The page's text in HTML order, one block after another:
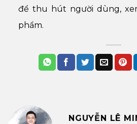
để thu hút người dùng,
phẩm.
NGUYỄN LÊ